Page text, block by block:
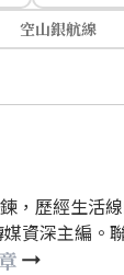
空山銀航線
，歷經生活
資深主編。